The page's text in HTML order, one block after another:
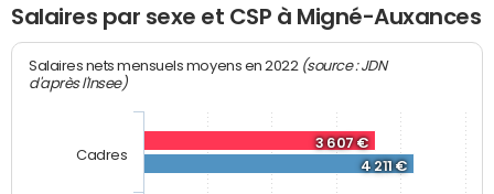
Salaires par sexe et CSP à Migné-Auxances
Salaires nets mensuels moyens en 2022 (source : JDN
d'après l'Insee)
3 607 €
4 211 €
Cadres